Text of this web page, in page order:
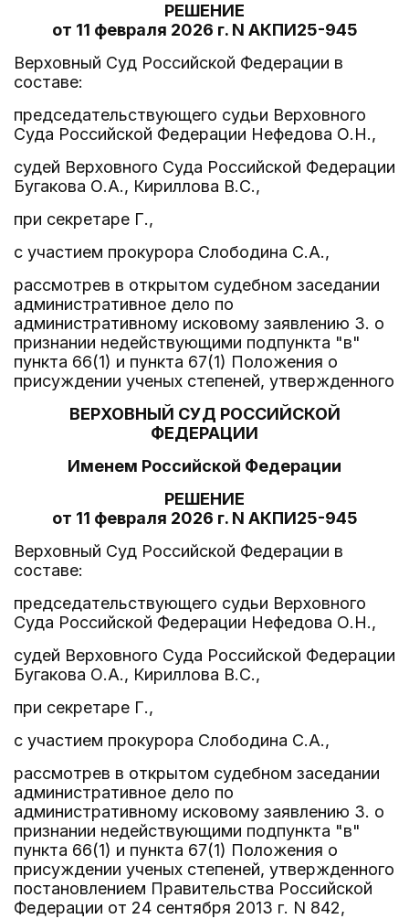
РЕШЕНИЕ
от 11 февраля 2026 г. N АКПИ25-945
Верховный Суд Российской Федерации в
составе:
председательствующего судьи Верховного
Суда Российской Федерации Нефедова О.Н.,
судей Верховного Суда Российской Федерации
Бугакова О.А., Кириллова В.С.,
при секретаре Г.,
с участием прокурора Слободина С.А.,
рассмотрев в открытом судебном заседании
административное дело по
административному исковому заявлению З. о
признании недействующими подпункта "в"
пункта 66(1) и пункта 67(1) Положения о
присуждении ученых степеней, утвержденного
ВЕРХОВНЫЙ СУД РОССИЙСКОЙ
ФЕДЕРАЦИИ
Именем Российской Федерации
РЕШЕНИЕ
от 11 февраля 2026 г. N АКПИ25-945
Верховный Суд Российской Федерации в
составе:
председательствующего судьи Верховного
Суда Российской Федерации Нефедова О.Н.,
судей Верховного Суда Российской Федерации
Бугакова О.А., Кириллова В.С.,
при секретаре Г.,
с участием прокурора Слободина С.А.,
рассмотрев в открытом судебном заседании
административное дело по
административному исковому заявлению З. о
признании недействующими подпункта "в"
пункта 66(1) и пункта 67(1) Положения о
присуждении ученых степеней, утвержденного
постановлением Правительства Российской
Федерации от 24 сентября 2013 г. N 842,